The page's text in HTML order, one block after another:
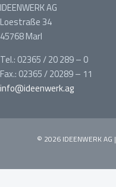
IDEENWERK AG
Loestraße 34
45768 Marl
Tel.: 02365 / 20 289 – 0
Fax.: 02365 / 20289 – 11
info@ideenwerk.ag
© 2026 IDEENWERK AG |